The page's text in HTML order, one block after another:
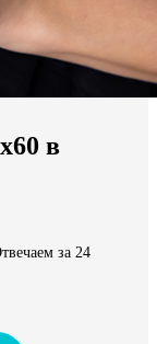
в
за 24